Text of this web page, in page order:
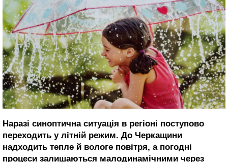
Наразі синоптична ситуація в регіоні поступово
переходить у літній режим. До Черкащини
надходить тепле й вологе повітря, а погодні
процеси залишаються малодинамічними через